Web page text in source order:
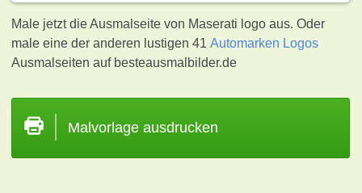
Male jetzt die Ausmalseite von Maserati logo aus. Oder
male eine der anderen lustigen 41Automarken Logos
Ausmalseiten auf besteausmalbilder.de
Malvorlage ausdrucken